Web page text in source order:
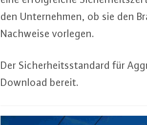
den Un­ter­neh­men, ob sie den
Nachweise vorlegen.
Der Si­cher­heits­stan­dard für
Download bereit.